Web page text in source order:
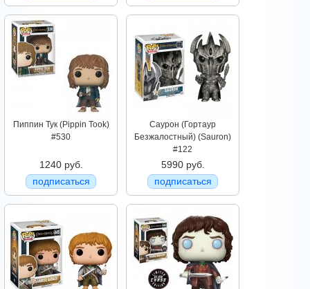
Пиппин Тук (Pippin Took)
#530
1240 руб.
подписаться
Саурон (Гортаур
Безжалостный) (Sauron)
#122
5990 руб.
подписаться